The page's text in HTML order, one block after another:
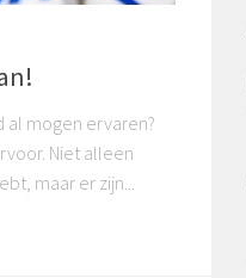
al mogen ervaren?
Niet alleen
maar er zijn...